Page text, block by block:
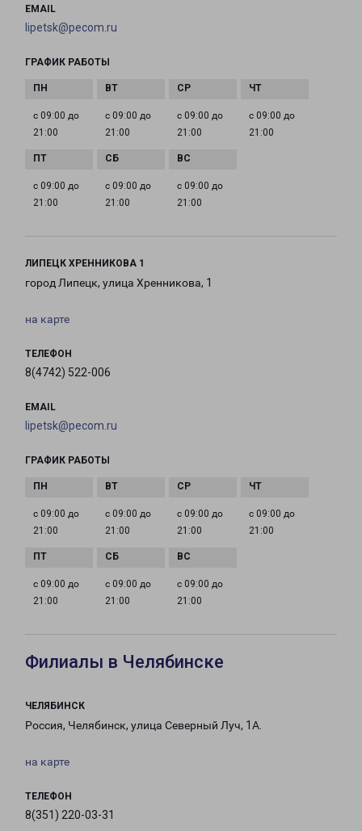
EMAIL
lipetsk@pecom.ru
ГРАФИК РАБОТЫ
с 09:00 до
21:00
с 09:00 до
21:00
с 09:00 до
21:00
с 09:00 до
21:00
с 09:00 до
21:00
с 09:00 до
21:00
с 09:00 до
21:00
ЛИПЕЦК ХРЕННИКОВА 1
город Липецк, улица Хренникова, 1
на карте
ТЕЛЕФОН
8(4742) 522-006
EMAIL
lipetsk@pecom.ru
ГРАФИК РАБОТЫ
с 09:00 до
21:00
с 09:00 до
21:00
с 09:00 до
21:00
с 09:00 до
21:00
с 09:00 до
21:00
с 09:00 до
21:00
с 09:00 до
21:00
Филиалы в Челябинске
ЧЕЛЯБИНСК
Россия, Челябинск, улица Северный Луч, 1А.
на карте
ТЕЛЕФОН
8(351) 220-03-31